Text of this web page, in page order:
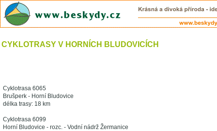
CYKLOTRASY V HORNÍCH BLUDOVICÍCH
Cyklotrasa 6065
Brušperk - Horní Bludovice
délka trasy: 18 km
Cyklotrasa 6099
Horní Bludovice - rozc. - Vodní nádrž Žermanice